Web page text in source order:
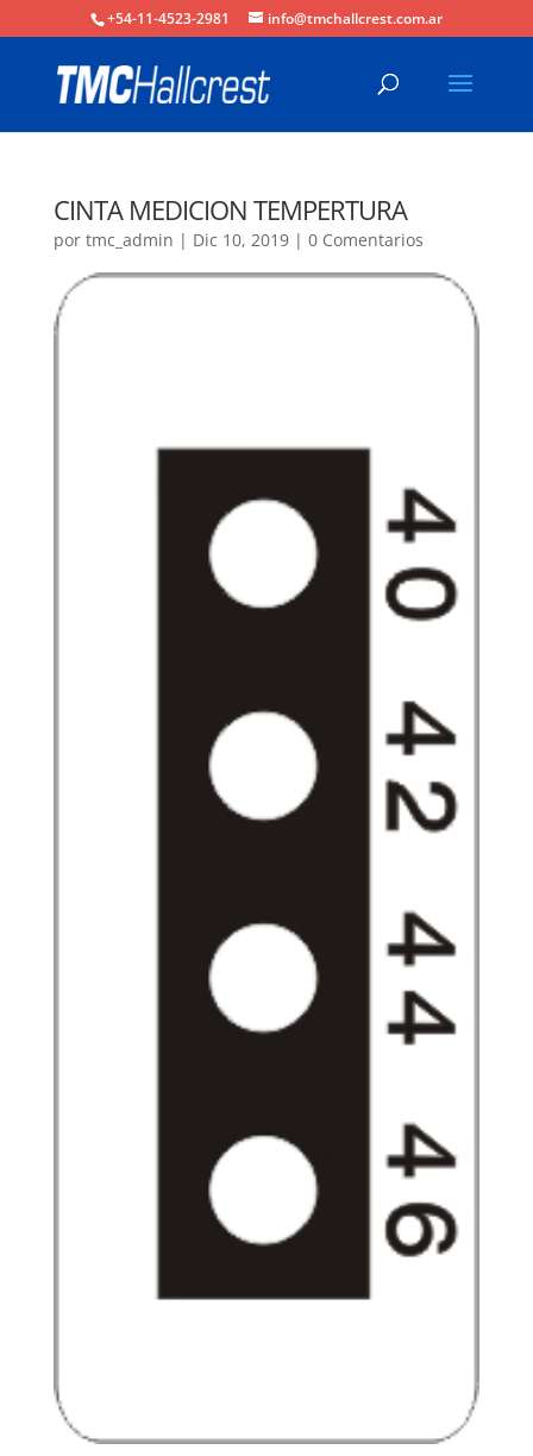
+54-11-4523-2981 info@tmchallcrest.com.ar
CINTA MEDICION TEMPERTURA
por tmc_admin | Dic 10, 2019| 0 Comentarios